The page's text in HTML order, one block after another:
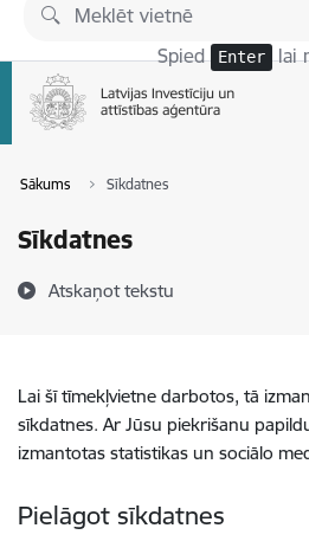
Pāriet uz lapas saturu
Spied Enter lai
Sākums Sīkdatnes
Sīkdatnes
Atskaņot tekstu
Lai šī tīmekļvietne darbotos, tā
sīkdatnes. Ar Jūsu piekrišanu
izmantotas statistikas un sociālo
Pielāgot sīkdatnes